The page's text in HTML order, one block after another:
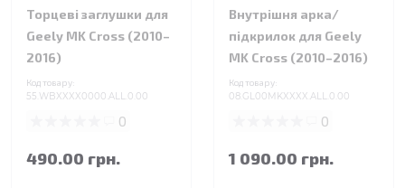
Торцеві заглушки для
Geely MK Cross (2010–
2016)
Код товару:
55.WBXXXX0000.ALL.0.00
0
490.00 грн.
Внутрішня арка/
підкрилок для Geely
MK Cross (2010–2016)
Код товару:
08.GL00MKXXXX.ALL.0.00
0
1 090.00 грн.